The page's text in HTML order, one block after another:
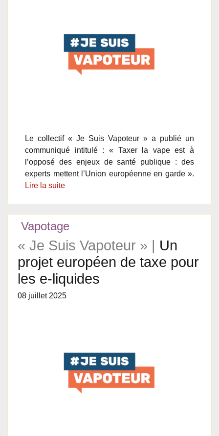
Le collectif « Je Suis Vapoteur » a publié un
communiqué intitulé : « Taxer la vape est à
l’opposé des enjeux de santé publique : des
experts mettent l’Union européenne en garde ».
Lire la suite
Vapotage
« Je Suis Vapoteur » | Un
projet européen de taxe pour
les e-liquides
08 juillet 2025